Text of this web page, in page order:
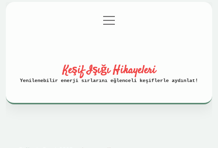
Gizlilik Politikası
menüyü
aç
Keşif Işığı Hikayeleri
Yenilenebilir enerji sırlarını eğlenceli keşiflerle aydınlat!